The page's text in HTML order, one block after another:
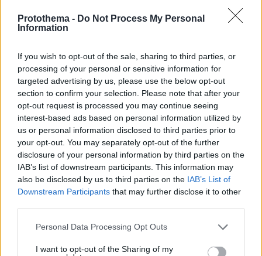
Protothema - Do Not Process My Personal
Information
If you wish to opt-out of the sale, sharing to third parties, or
processing of your personal or sensitive information for
targeted advertising by us, please use the below opt-out
section to confirm your selection. Please note that after your
opt-out request is processed you may continue seeing
interest-based ads based on personal information utilized by
us or personal information disclosed to third parties prior to
your opt-out. You may separately opt-out of the further
disclosure of your personal information by third parties on the
IAB’s list of downstream participants. This information may
also be disclosed by us to third parties on the IAB’s List of
Downstream Participants that may further disclose it to other
Please note that this website/app uses one or more Google
not limited to your visit or usage behaviour. You may click to
Personal Data Processing Opt Outs
I want to opt-out of the Sharing of my
Ο Πούτιν «περιμένει» 30 νέα πολεμικά πλοία μέσα στο
2023 προς ενίσχυση του στόλου του Πολεμικού Ναυτικού
30.07.2023, 14:35
Thema Insights